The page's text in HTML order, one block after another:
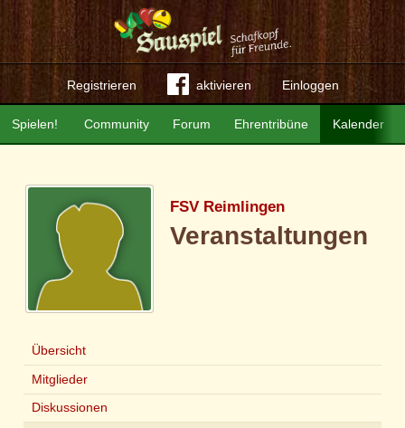
Registrieren aktivieren Einloggen
Community Forum Ehrentribüne Kalender
Spielen!
FSV Reimlingen
Veranstaltungen
Übersicht
Mitglieder
Diskussionen